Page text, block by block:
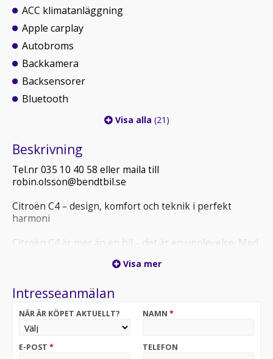
ACC klimatanläggning
Apple carplay
Autobroms
Backkamera
Backsensorer
Bluetooth
Visa alla (21)
Beskrivning
Tel.nr 035 10 40 58 eller maila till
robin.olsson@bendtbil.se
Citroën C4 – design, komfort och teknik i perfekt
harmoni
Citroën C4 är mer än en bil – det är en upplevelse. Med
markfrigång kombinerar den det bästa från en elegant
både fångar blicken och gör vardagen bekvämare.
Ikonisk design – Sportig front, mjuka linjer och en
robust attityd som får C4 att sticka ut på vägen.
Comfort-säten och fjädring ger dig känslan av att sväva
Visa mer
Intresseanmälan
NÄR ÄR KÖPET AKTUELLT? NAMN *
E-POST * TELEFON